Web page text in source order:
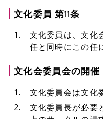
文化委員 第11条
文化委員は、文化
任と同時にこの任
文化会委員会の開催
文化委員会は文化
文化委員長が必要